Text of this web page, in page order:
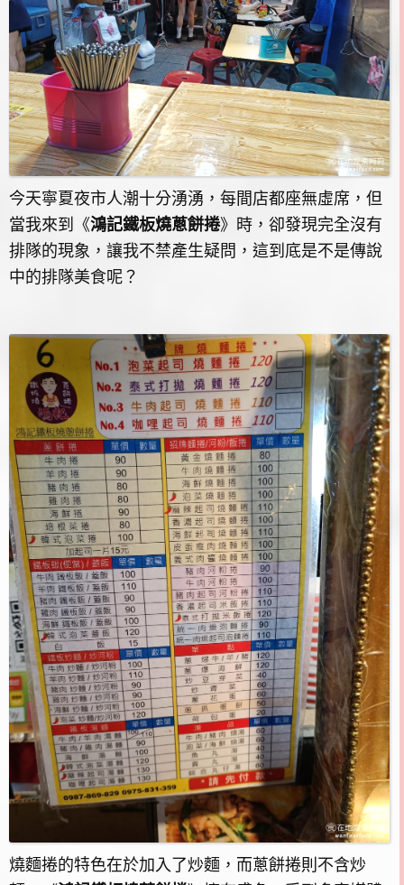
今天寧夏夜市人潮十分湧湧，每間店都座無虛席，但
當我來到《鴻記鐵板燒蔥餅捲》時，卻發現完全沒有
排隊的現象，讓我不禁產生疑問，這到底是不是傳說
中的排隊美食呢？
燒麵捲的特色在於加入了炒麵，而蔥餅捲則不含炒